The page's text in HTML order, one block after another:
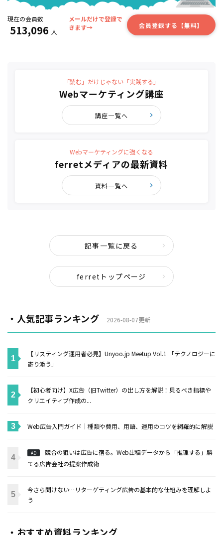
現在の会員数
513,096 人
メールだけで登録で
きます→
会員登録する【無料】
「読む」だけじゃない「実践する」
Webマーケティング講座
講座一覧へ
Webマーケティングに強くなる
ferretメディアの最新資料
資料一覧へ
記事一覧に戻る
ferretトップページ
・人気記事ランキング 2026-08-07更新
【リスティング運用者必見】Unyoo.jp Meetup Vol.1 「テクノロジーに
寄り添う」
【初心者向け】X広告（旧Twitter）の出し方を解説！見るべき指標や
クリエイティブ作成の...
Web広告入門ガイド｜種類や費用、用語、運用のコツを網羅的に解説
AD
競合の狙いは広告に宿る。Web出稿データから「推理する」勝
てる広告会社の提案作成術
今さら聞けない…リターゲティング広告の基本的な仕組みを理解しよ
う
・おすすめ資料ランキング